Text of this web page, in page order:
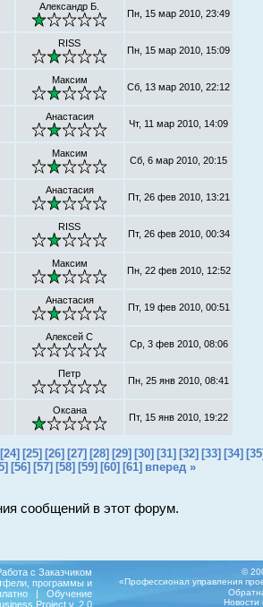
Александр Б.
Пн, 15 мар 2010, 23:49
RISS
Пн, 15 мар 2010, 15:09
Максим
Сб, 13 мар 2010, 22:12
Анастасия
Чт, 11 мар 2010, 14:09
Максим
Сб, 6 мар 2010, 20:15
Анастасия
Пт, 26 фев 2010, 13:21
RISS
Пт, 26 фев 2010, 00:34
Максим
Пн, 22 фев 2010, 12:52
Анастасия
Пт, 19 фев 2010, 00:51
Алексей С
Ср, 3 фев 2010, 08:06
Петр
Пн, 25 янв 2010, 08:41
Оксана
Пт, 15 янв 2010, 19:22
[24] [25] [26] [27] [28] [29] [30] [31] [32] [33] [34] [35]
[56] [57] [58] [59] [60] [61] вперед »
сообщений в этот форум.
с Заказчиком
программы и
|
Обучение
Project v. 2.0
©
«Профессионал управления
Новости